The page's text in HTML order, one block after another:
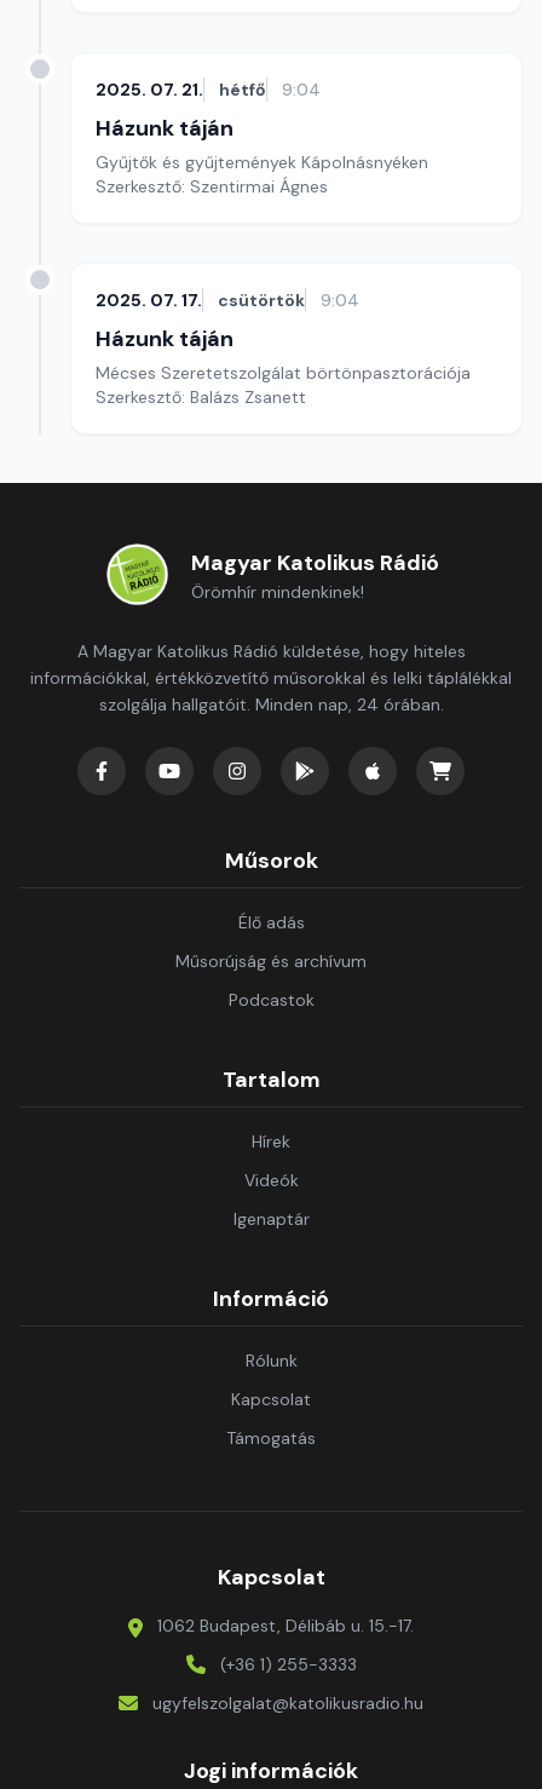
2025. 07. 21. hétfő 9:04
Házunk táján
Gyűjtők és gyűjtemények Kápolnásnyéken
Szerkesztő: Szentirmai Ágnes
2025. 07. 17. csütörtök 9:04
Házunk táján
Mécses Szeretetszolgálat börtönpasztorációja
Szerkesztő: Balázs Zsanett
Magyar Katolikus Rádió
Örömhír mindenkinek!
A Magyar Katolikus Rádió küldetése, hogy hiteles
információkkal, értékközvetítő műsorokkal és lelki táplálékkal
szolgálja hallgatóit. Minden nap, 24 órában.
Műsorok
Élő adás
Műsorújság és archívum
Podcastok
Tartalom
Hírek
Videók
Igenaptár
Információ
Rólunk
Kapcsolat
Támogatás
Kapcsolat
1062 Budapest, Délibáb u. 15.-17.
(+36 1) 255-3333
ugyfelszolgalat@katolikusradio.hu
Jogi információk